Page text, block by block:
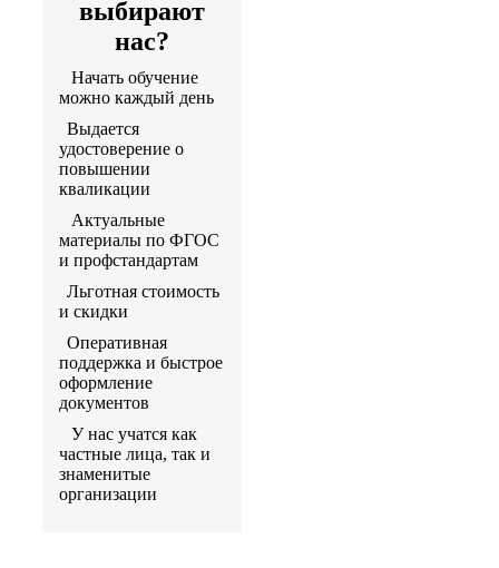
выбирают
нас?
Начать обучение
можно каждый день
Выдается
удостоверение о
повышении
кваликации
Актуальные
материалы по ФГОС
и профстандартам
Льготная стоимость
и скидки
Оперативная
поддержка и быстрое
оформление
документов
У нас учатся как
частные лица, так и
знаменитые
организации